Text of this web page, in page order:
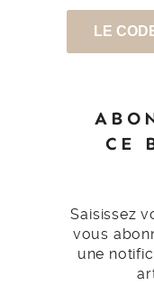
LE
CE
Saisissez
vous
une